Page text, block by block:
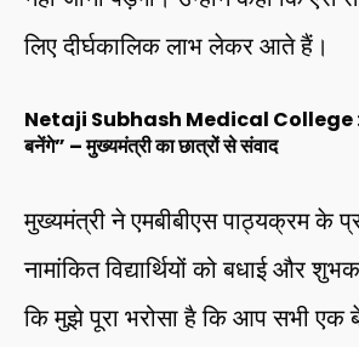
लिए दीर्घकालिक लाभ लेकर आते हैं।
Netaji Subhash Medical College
बनेंगे” – मुख्यमंत्री का छात्रों से संवाद
मुख्यमंत्री ने एमबीबीएस पाठ्यक्रम के
नामांकित विद्यार्थियों को बधाई और
कि मुझे पूरा भरोसा है कि आप सभी एक